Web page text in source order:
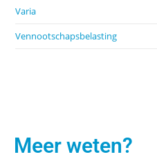
Varia
Vennootschapsbelasting
Meer weten?